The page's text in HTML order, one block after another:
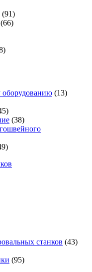
(91)
(66)
оборудованию (13)
(38)
станков (43)
(95)